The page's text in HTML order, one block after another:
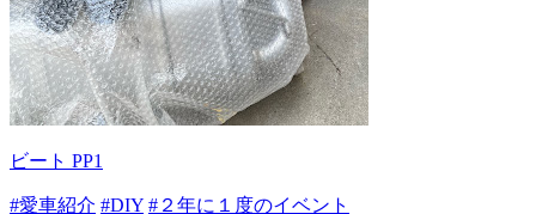
ビート PP1
#愛車紹介 #DIY #２年に１度のイベント